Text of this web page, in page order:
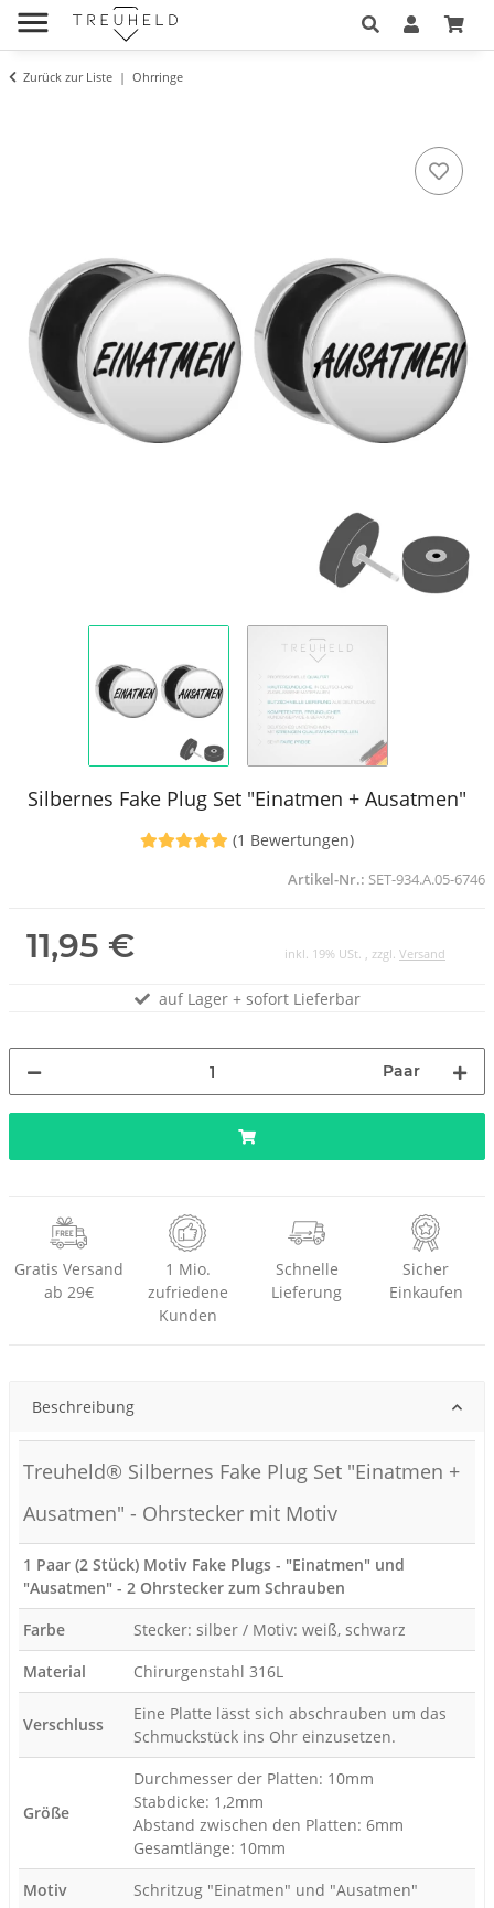
Zurück zur Liste Ohrringe
Silbernes Fake Plug Set "Einatmen + Ausatmen"
(1 Bewertungen)
Artikel-Nr.: SET-934.A.05-6746
11,95 € inkl. 19% USt. , zzgl. Versand
auf Lager + sofort Lieferbar
Paar
Gratis Versand
ab 29€
1 Mio.
zufriedene
Kunden
Schnelle
Lieferung
Sicher
Einkaufen
Beschreibung
Treuheld® Silbernes Fake Plug Set "Einatmen +
Ausatmen" - Ohrstecker mit Motiv
1 Paar (2 Stück) Motiv Fake Plugs - "Einatmen" und
"Ausatmen" - 2 Ohrstecker zum Schrauben
Farbe
Stecker: silber / Motiv: weiß, schwarz
Material
Chirurgenstahl 316L
Verschluss
Eine Platte lässt sich abschrauben um das
Schmuckstück ins Ohr einzusetzen.
Größe
Durchmesser der Platten: 10mm
Stabdicke: 1,2mm
Abstand zwischen den Platten: 6mm
Gesamtlänge: 10mm
Motiv
Schritzug "Einatmen" und "Ausatmen"